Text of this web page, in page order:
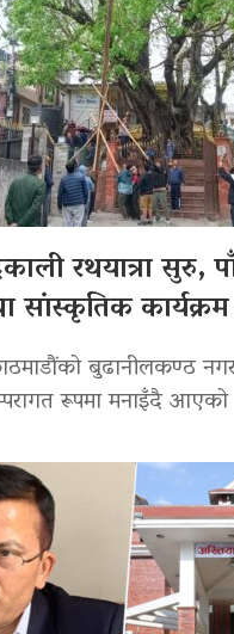
रथयात्रा सुरु,
सांस्कृतिक
बुढानीलकण्ठ
रूपमा मनाइँदै आएको